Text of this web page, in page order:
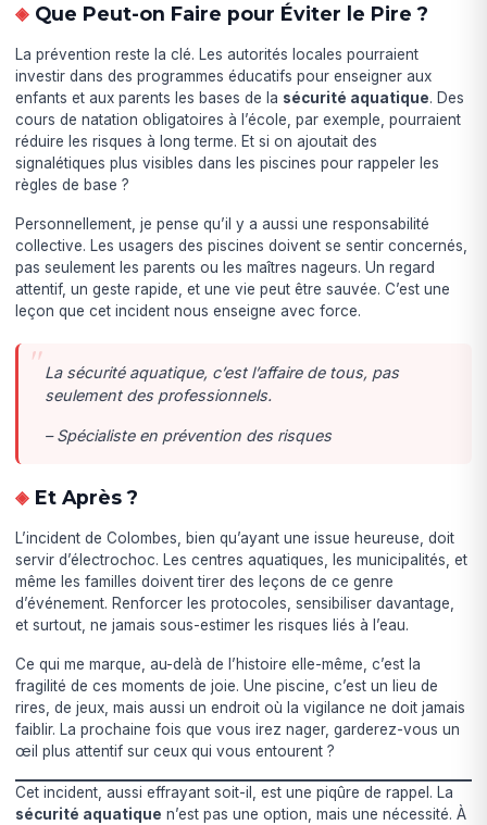
Que Peut-on Faire pour Éviter le Pire ?
La prévention reste la clé. Les autorités locales pourraient
investir dans des programmes éducatifs pour enseigner aux
enfants et aux parents les bases de la sécurité aquatique. Des
cours de natation obligatoires à l’école, par exemple, pourraient
réduire les risques à long terme. Et si on ajoutait des
signalétiques plus visibles dans les piscines pour rappeler les
règles de base ?
Personnellement, je pense qu’il y a aussi une responsabilité
collective. Les usagers des piscines doivent se sentir concernés,
pas seulement les parents ou les maîtres nageurs. Un regard
attentif, un geste rapide, et une vie peut être sauvée. C’est une
leçon que cet incident nous enseigne avec force.
La sécurité aquatique, c’est l’affaire de tous, pas
seulement des professionnels.
– Spécialiste en prévention des risques
Et Après ?
L’incident de Colombes, bien qu’ayant une issue heureuse, doit
servir d’électrochoc. Les centres aquatiques, les municipalités, et
même les familles doivent tirer des leçons de ce genre
d’événement. Renforcer les protocoles, sensibiliser davantage,
et surtout, ne jamais sous-estimer les risques liés à l’eau.
Ce qui me marque, au-delà de l’histoire elle-même, c’est la
fragilité de ces moments de joie. Une piscine, c’est un lieu de
rires, de jeux, mais aussi un endroit où la vigilance ne doit jamais
faiblir. La prochaine fois que vous irez nager, garderez-vous un
œil plus attentif sur ceux qui vous entourent ?
Cet incident, aussi effrayant soit-il, est une piqûre de rappel. La
sécurité aquatique n’est pas une option, mais une nécessité. À